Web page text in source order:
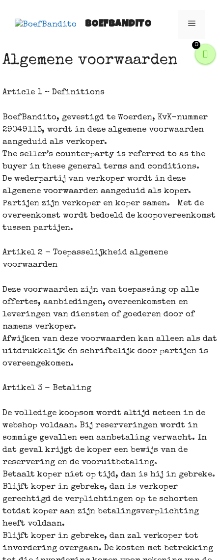
0
naar
BOEFBANDITO Menu
Algemene voorwaarden
Article 1 – Definitions
BoefBandito, gevestigd te Woerden, KvK-nummer
29049113, wordt in deze algemene voorwaarden
aangeduid als verkoper.
The seller’s counterparty is referred to as the
buyer in these general terms and conditions.
De wederpartij van verkoper wordt in deze
algemene voorwaarden aangeduid als koper.
Partijen zijn verkoper en koper samen. Met de
overeenkomst wordt bedoeld de koopovereenkomst
tussen partijen.
Artikel 2 - Toepasselijkheid algemene
voorwaarden
Deze voorwaarden zijn van toepassing op alle
offertes, aanbiedingen, overeenkomsten en
leveringen van diensten of goederen door of
namens verkoper.
Afwijken van deze voorwaarden kan alleen als dat
uitdrukkelijk én schriftelijk door partijen is
overeengekomen.
Artikel 3 - Betaling
De volledige koopsom wordt altijd meteen in de
webshop voldaan. Bij reserveringen wordt in
sommige gevallen een aanbetaling verwacht. In
dat geval krijgt de koper een bewijs van de
reservering en de vooruitbetaling.
Betaalt koper niet op tijd, dan is hij in gebreke.
Blijft koper in gebreke, dan is verkoper
gerechtigd de verplichtingen op te schorten
totdat koper aan zijn betalingsverplichting
heeft voldaan.
Blijft koper in gebreke, dan zal verkoper tot
invordering overgaan. De kosten met betrekking